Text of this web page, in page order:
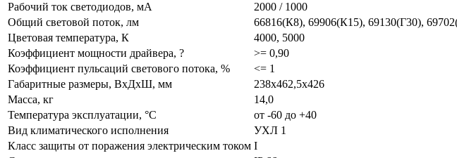
Рабочий ток светодиодов, мА
2000 / 1000
Общий световой поток, лм
66816(К8), 69906(К15), 69130(Г30),
Цветовая температура, К
4000, 5000
Коэффициент мощности драйвера, ?
>= 0,90
Коэффициент пульсаций светового потока, %
<= 1
Габаритные размеры, ВхДхШ, мм
238х462,5х426
Масса, кг
14,0
Температура эксплуатации, °С
от -60 до +40
Вид климатического исполнения
УХЛ 1
Класс защиты от поражения электрическим током I